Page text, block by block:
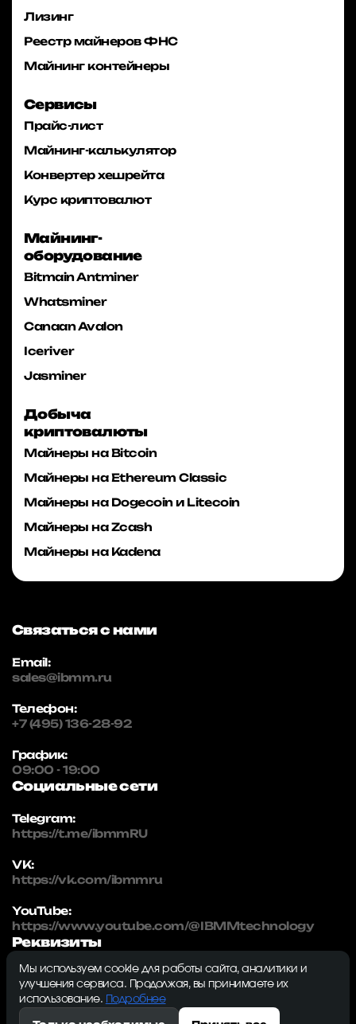
Лизинг
Реестр майнеров ФНС
Майнинг контейнеры
Сервисы
Прайс-лист
Майнинг-калькулятор
Конвертер хешрейта
Курс криптовалют
Майнинг-
оборудование
Bitmain Antminer
Whatsminer
Canaan Avalon
Iceriver
Jasminer
Добыча
криптовалюты
Майнеры на Bitcoin
Майнеры на Ethereum Classic
Майнеры на Dogecoin и Litecoin
Майнеры на Zcash
Майнеры на Kadena
Связаться с нами
Email:
sales@ibmm.ru
Телефон:
+7 (495) 136-28-92
График:
09:00 - 19:00
Социальные сети
Telegram:
https://t.me/ibmmRU
VK:
https://vk.com/ibmmru
YouTube:
https://www.youtube.com/@IBMMtechnology
Реквизиты
IBMM | technology
ИНН: 5032334982
ОГРН: 1215000115230
Мы используем cookie для работы сайта, аналитики и
улучшения сервиса. Продолжая, вы принимаете их
использование.
Подробнее